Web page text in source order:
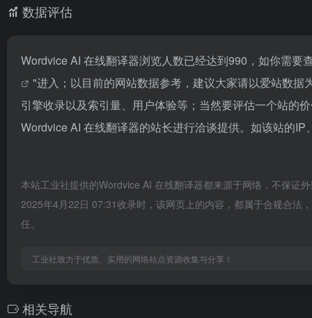
数据评估
Wordvice AI 在线翻译器浏览人数已经达到990，如你需要
"进入；以目前的网站数据参考，建议大家请以爱站数
引擎收录以及索引量、用户体验等；当然要评估一个站的
Wordvice AI 在线翻译器的站长进行洽谈提供。如该站的IP
本站工业社提供的Wordvice AI 在线翻译器都来源于网络，不保证
2025年4月22日 07:31收录时，该网页上的内容，都属于合规合法
任。
工业社致力于优质、实用的网络站点资源收集与分享！
相关导航